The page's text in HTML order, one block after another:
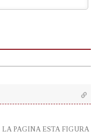
PAGINA ESTA FIGURA